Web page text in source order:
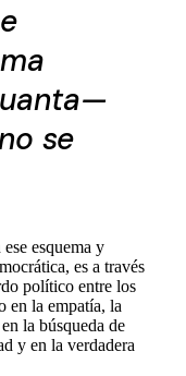
se
esquema y
es a través
político entre los
en la empatía, la
la búsqueda de
y en la verdadera